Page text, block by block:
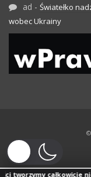
ad - Światełko
wobec Ukrainy
całkowicie